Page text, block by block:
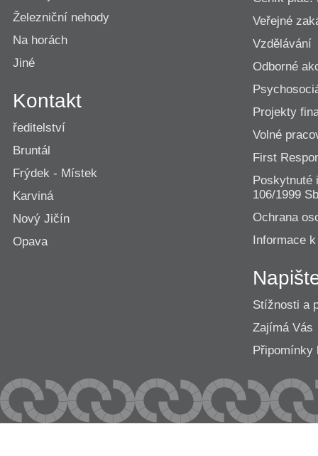
Železniční nehody
Na horách
Jiné
Kontakt
ředitelství
Bruntál
Frýdek - Místek
Karviná
Nový Jičín
Opava
Veřejné
Vzdělávání
Odborné
Projekty
Volné
First
Poskytnuté
106/1999
Ochrana
Informace
Stížnosti a
Zajímá Vás
Připomínky